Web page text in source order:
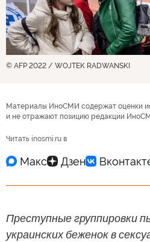
© AFP 2022 / WOJTEK RADWANSKI
Материалы ИноСМИ содержат оценки
и не отражают позицию редакции
Читать inosmi.ru в
Преступные группировки
украинских беженок в